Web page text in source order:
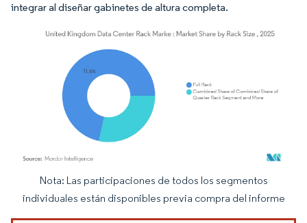
integrar al diseñar gabinetes de altura completa.
Imagen © Mordor Intelligence. El uso requiere atribución según CC BY 4.0.
Nota: Las participaciones de todos los segmentos
individuales están disponibles previa compra del informe